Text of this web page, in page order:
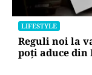
LIFESTYLE
Reguli noi la
poți aduce din